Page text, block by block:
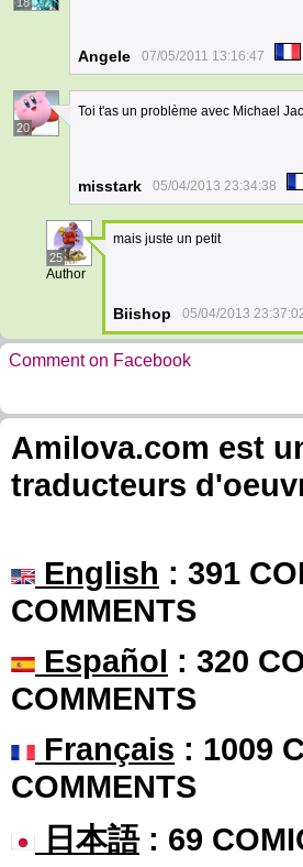
Angele 07/05/2011 13:16:47
20
Toi t'as un problème avec Michael
misstark 05/04/2013 23:34:38
25
Author
mais juste un petit
Biishop 05/04/2013
Comment on Facebook
Amilova.com est
traducteurs
English : 391
COMMENTS
Español : 320
COMMENTS
Français : 1009
COMMENTS
日本語: 69